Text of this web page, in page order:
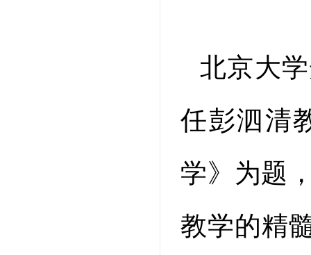
北京大
任彭泗清
学》为题
教学的精